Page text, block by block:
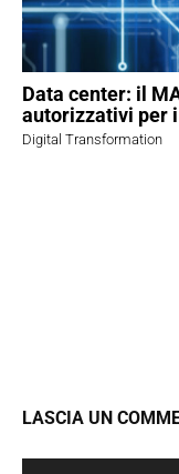
Data center: il
autorizzativi per
Digital Transformation
LASCIA UN